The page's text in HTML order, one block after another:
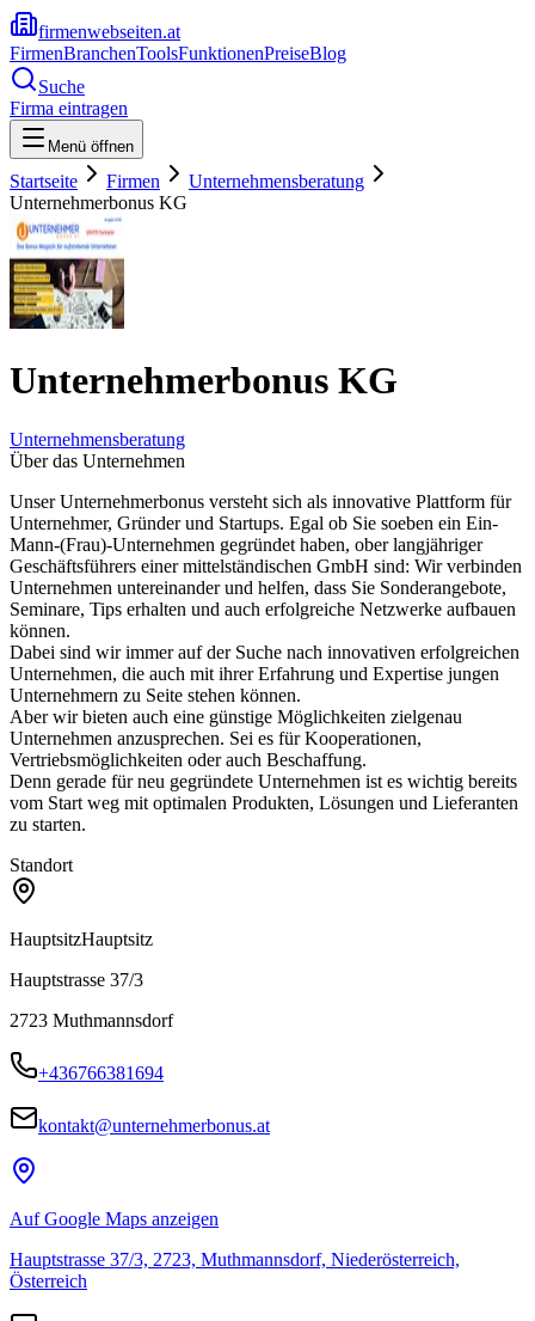
firmenwebseiten.at
FirmenBranchenToolsFunktionenPreiseBlog
Suche
Firma eintragen
Menü öffnen
Startseite Firmen
Unternehmensberatung
Unternehmerbonus KG
Unternehmerbonus KG
Unternehmensberatung
Über das Unternehmen
Unser Unternehmerbonus versteht sich als innovative Plattform für
Unternehmer, Gründer und Startups. Egal ob Sie soeben ein Ein-
Mann-(Frau)-Unternehmen gegründet haben, ober langjähriger
Geschäftsführers einer mittelständischen GmbH sind: Wir verbinden
Unternehmen untereinander und helfen, dass Sie Sonderangebote,
Seminare, Tips erhalten und auch erfolgreiche Netzwerke aufbauen
können.
Dabei sind wir immer auf der Suche nach innovativen erfolgreichen
Unternehmen, die auch mit ihrer Erfahrung und Expertise jungen
Unternehmern zu Seite stehen können.
Aber wir bieten auch eine günstige Möglichkeiten zielgenau
Unternehmen anzusprechen. Sei es für Kooperationen,
Vertriebsmöglichkeiten oder auch Beschaffung.
Denn gerade für neu gegründete Unternehmen ist es wichtig bereits
vom Start weg mit optimalen Produkten, Lösungen und Lieferanten
zu starten.
Standort
HauptsitzHauptsitz
Hauptstrasse 37/3
2723 Muthmannsdorf
+436766381694
kontakt@unternehmerbonus.at
Auf Google Maps anzeigen
Hauptstrasse 37/3, 2723, Muthmannsdorf, Niederösterreich,
Österreich